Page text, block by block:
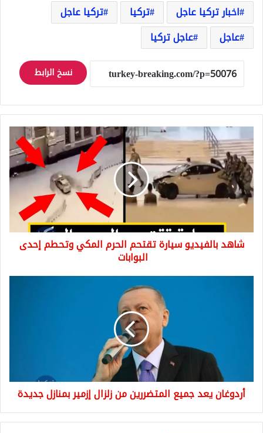
اخبار تركيا عاجل
تركيا
تركيا عاجل
عاجل
عاجل تركيا
نسخ الرابط
شاهد
بالفيديو
سيارة
تقتحم
الحرم
المكي
وتحطم
البوابات
شاهد بالفيديو سيارة تقتحم الحرم المكي وتحطم إحدى
البوابات
جديدة
أردوغان يعد جميع المتضررين من زلزال إزمير بمنازل جديدة